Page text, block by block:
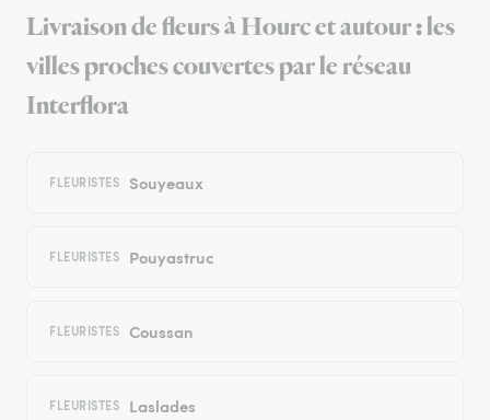
Livraison de fleurs à Hourc et autour : les
villes proches couvertes par le réseau
Interflora
FLEURISTES Souyeaux
FLEURISTES Pouyastruc
FLEURISTES Coussan
FLEURISTES Laslades